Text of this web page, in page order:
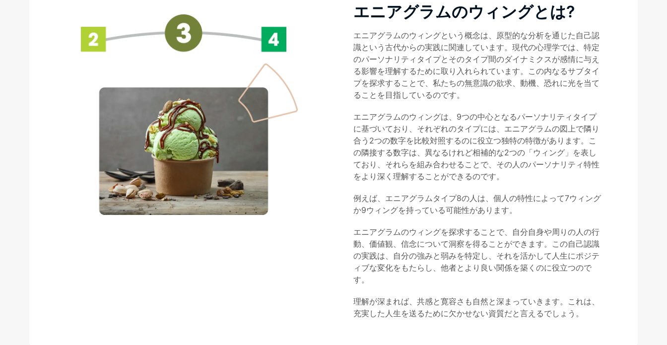
エニアグラムのウィングとは?
エニアグラムのウィングという概念は、原型的な分析を通じた自己認
識という古代からの実践に関連しています。現代の心理学では、特定
のパーソナリティタイプとそのタイプ間のダイナミクスが感情に与え
る影響を理解するために取り入れられています。この内なるサブタイ
プを探求することで、私たちの無意識の欲求、動機、恐れに光を当て
ることを目指しているのです。
エニアグラムのウィングは、9つの中心となるパーソナリティタイプ
に基づいており、それぞれのタイプには、エニアグラムの図上で隣り
合う2つの数字を比較対照するのに役立つ独特の特徴があります。こ
の隣接する数字は、異なるけれど相補的な2つの「ウィング」を表し
ており、それらを組み合わせることで、その人のパーソナリティ特性
をより深く理解することができるのです。
例えば、エニアグラムタイプ8の人は、個人の特性によって7ウィング
か9ウィングを持っている可能性があります。
エニアグラムのウィングを探求することで、自分自身や周りの人の行
動、価値観、信念について洞察を得ることができます。この自己認識
の実践は、自分の強みと弱みを特定し、それを活かして人生にポジテ
ィブな変化をもたらし、他者とより良い関係を築くのに役立つので
す。
理解が深まれば、共感と寛容さも自然と深まっていきます。これは、
充実した人生を送るために欠かせない資質だと言えるでしょう。